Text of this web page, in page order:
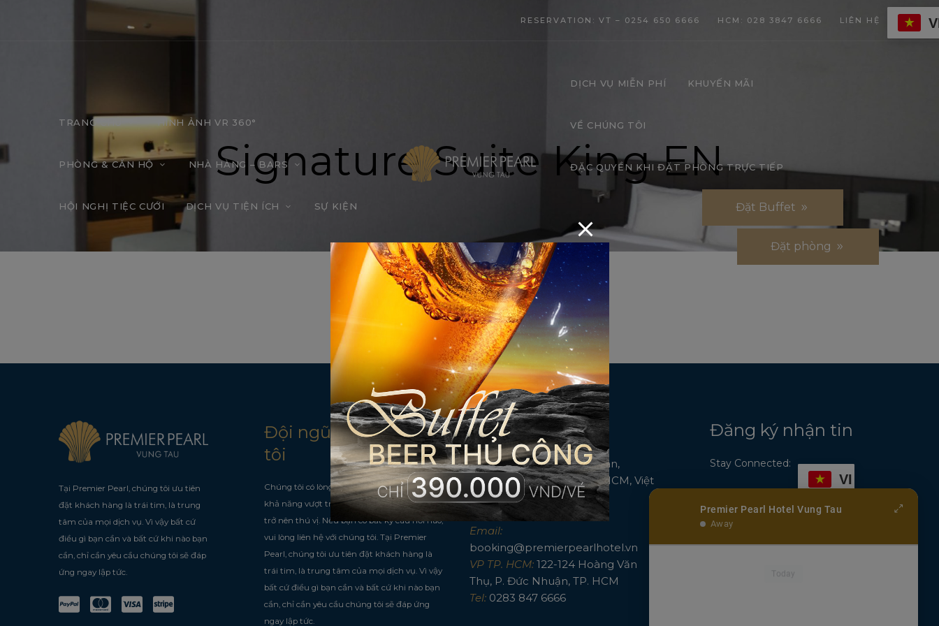
RESERVATION: VT – 0254 650 6666 HCM: 028 3847 6666 LIÊN HỆ
TRANG CHỦ HÌNH ẢNH VR 360°
PHÒNG & CĂN HỘ NHÀ HÀNG – BARS
HỘI NGHỊ TIỆC CƯỚI DỊCH VỤ TIỆN ÍCH SỰ KIỆN
DỊCH VỤ MIỄN PHÍ KHUYẾN MÃI
VỀ CHÚNG TÔI
ĐẶC QUYỀN KHI ĐẶT PHÒNG TRỰC TIẾP
Đặt Buffet
Đặt phòng
Signature Suite King EN
Tại Premier Pearl, chúng tôi ưu tiên
đặt khách hàng là trái tim, là trung
tâm của mọi dịch vụ. Vì vậy bất cứ
điều gì bạn cần và bất cứ khi nào bạn
cần, chỉ cần yêu cầu chúng tôi sẽ đáp
ứng ngay lập tức.
Đội ngũ chúng
tôi
Chúng tôi có lòng nhiệt huyết, sự hiểu biết và
khả năng vượt trội để giúp kỳ nghỉ của bạn
trở nên thú vị. Nếu bạn có bất kỳ câu hỏi nào,
vui lòng liên hệ với chúng tôi. Tại Premier
Pearl, chúng tôi ưu tiên đặt khách hàng là
trái tim, là trung tâm của mọi dịch vụ. Vì vậy
bất cứ điều gì bạn cần và bất cứ khi nào bạn
cần, chỉ cần yêu cầu chúng tôi sẽ đáp ứng
ngay lập tức.
Liên lạc
69 - 69A đường Thùy Vân,
phường Vũng Tàu, TP HCM, Việt
Nam
Tel:
0254 650 6666
Email:
booking@premierpearlhotel.vn
VP TP. HCM: 122-124 Hoàng Văn
Thụ, P. Đức Nhuận, TP. HCM
Tel: 0283 847 6666
Đăng ký nhận tin
Stay Connected:
VI
Premier Pearl Hotel Vung Tau
Away